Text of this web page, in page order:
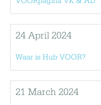
24 April 2024
Waar is Hub VOOR?
21 March 2024